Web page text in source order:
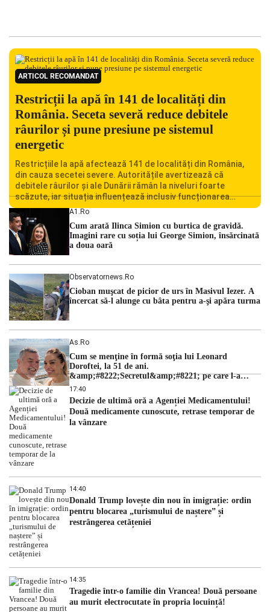
ARTICOL RECOMANDAT
Restricții la apă în 141 de localități din
România. Seceta severă reduce debitele
râurilor și pune presiune pe sistemul
energetic
Restricțiile la apă afectează 141 de localități din România,
din cauza secetei severe. Autoritățile avertizează că
debitele râurilor și ale Dunării rămân la niveluri foarte
scăzute, iar situația influențează inclusiv funcționarea
Centralei Nucleare de la Cernavodă. România se confruntă
cu una dintre cele mai dificile perioade din punct de vedere
hidrologic din ultimii ani. Lipsa […]
A1.ro
Cum arată Ilinca Simion cu burtica de gravidă.
Imagini rare cu soția lui George Simion, însărcinată
a doua oară
Observatornews.ro
Cioban muşcat de picior de urs în Masivul Iezer. A
încercat să-l alunge cu bâta pentru a-şi apăra turma
As.ro
Cum se menţine în formă soţia lui Leonard
Doroftei, la 51 de ani.
&amp;#8222;Secretul&amp;#8221; pe care l-a
dezvăluit
17:40
Decizie de ultimă oră a Agenției Medicamentului!
Două medicamente cunoscute, retrase temporar de
la vânzare
14:40
Donald Trump lovește din nou în imigrație: ordin
pentru blocarea „turismului de naștere” și
restrângerea cetățeniei
14:35
Tragedie într-o familie din Vrancea! Două persoane
au murit electrocutate în propria locuință!